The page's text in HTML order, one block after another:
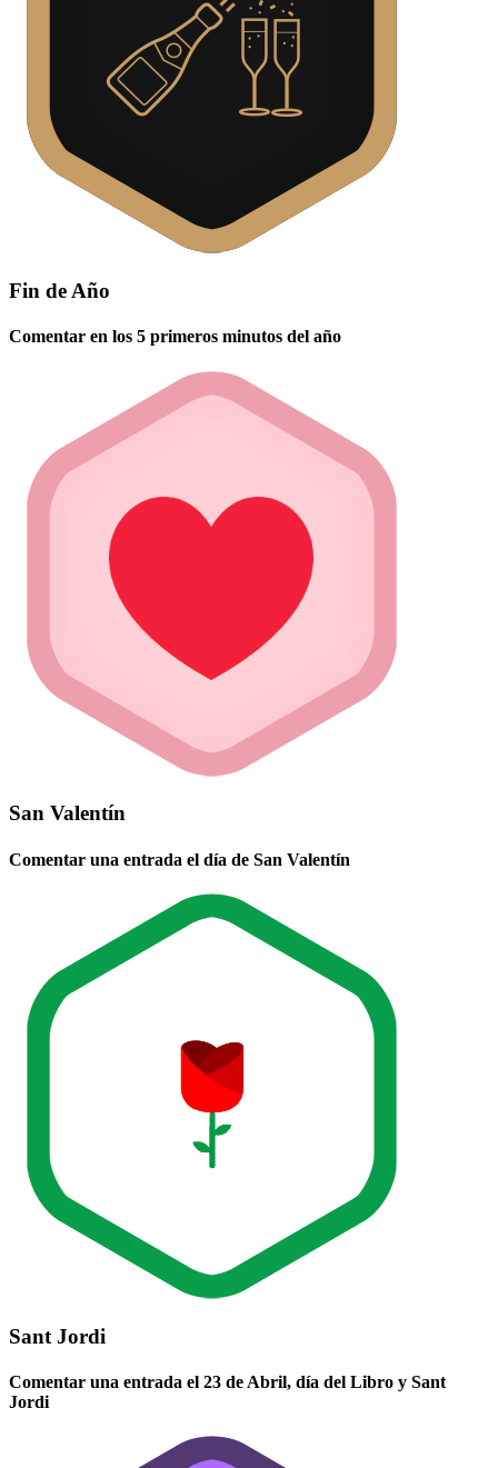
Fin de Año
Comentar en los 5 primeros minutos del año
San Valentín
Comentar una entrada el día de San Valentín
Sant Jordi
Comentar una entrada el 23 de Abril, día del Libro y Sant
Jordi